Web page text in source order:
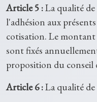
Article 5 :La qualité
l'adhésion aux
cotisation. Le montant
sont fixés
proposition du
Article 6 :La qualité de